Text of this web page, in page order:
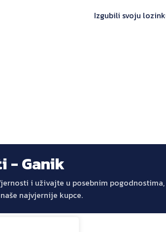
Izgubili svoju
- Ganik
i uživajte u posebnim
najvjernije kupce.